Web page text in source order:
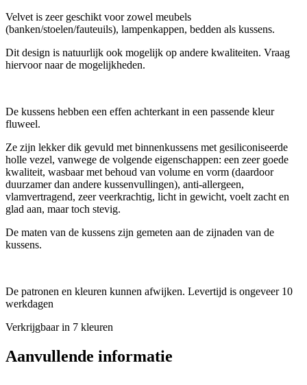
Velvet is zeer geschikt voor zowel meubels
(banken/stoelen/fauteuils), lampenkappen, bedden als kussens.
Dit design is natuurlijk ook mogelijk op andere kwaliteiten. Vraag
hiervoor naar de mogelijkheden.
De kussens hebben een effen achterkant in een passende kleur
fluweel.
Ze zijn lekker dik gevuld met binnenkussens met gesiliconiseerde
holle vezel, vanwege de volgende eigenschappen: een zeer goede
kwaliteit, wasbaar met behoud van volume en vorm (daardoor
duurzamer dan andere kussenvullingen), anti-allergeen,
vlamvertragend, zeer veerkrachtig, licht in gewicht, voelt zacht en
glad aan, maar toch stevig.
De maten van de kussens zijn gemeten aan de zijnaden van de
kussens.
De patronen en kleuren kunnen afwijken. Levertijd is ongeveer 10
werkdagen
Verkrijgbaar in 7 kleuren
Aanvullende informatie